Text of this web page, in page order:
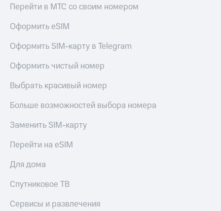
Перейти в МТС со своим номером
Оформить eSIM
Оформить SIM-карту в Telegram
Оформить чистый номер
Выбрать красивый номер
Больше возможностей выбора номера
Заменить SIM-карту
Перейти на eSIM
Для дома
Спутниковое ТВ
Сервисы и развлечения